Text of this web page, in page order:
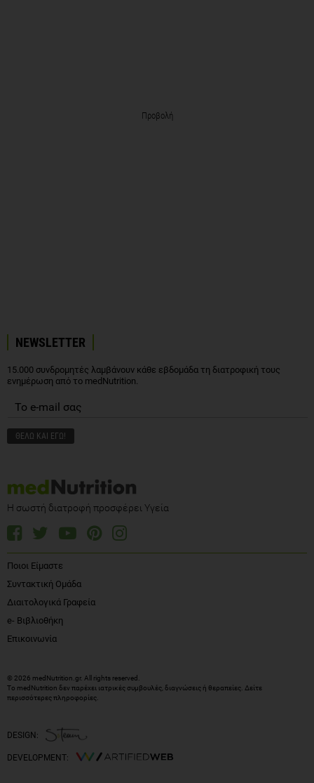
Προβολή
NEWSLETTER
15.000 συνδρομητές λαμβάνουν κάθε εβδομάδα τη διατροφική τους
ενημέρωση από το medNutrition.
Η σωστή διατροφή προσφέρει Υγεία
Ποιοι Είμαστε
Συντακτική Ομάδα
Διαιτολογικά Γραφεία
e- Βιβλιοθήκη
Επικοινωνία
© 2026 medNutrition.gr. All rights reserved.
Το medNutrition δεν παρέχει ιατρικές συμβουλές, διαγνώσεις ή θεραπείες. Δείτε
περισσότερες πληροφορίες.
DESIGN:
DEVELOPMENT: